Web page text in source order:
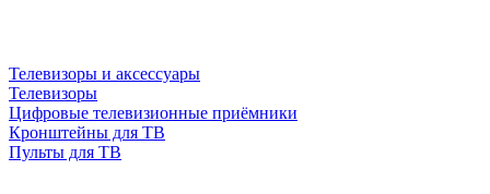
Телевизоры и аксессуары
Телевизоры
Цифровые телевизионные приёмники
Кронштейны для ТВ
Пульты для ТВ